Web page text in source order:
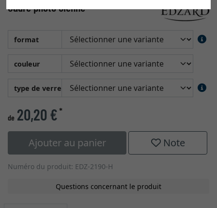
Cadre photo Sienne
format
couleur
type de verre
de 20,20 €*
Ajouter au panier Note
Numéro du produit: EDZ-2190-H
Questions concernant le produit